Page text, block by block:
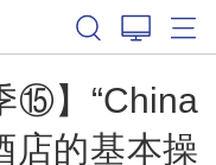
⑮】“China
店的基本操